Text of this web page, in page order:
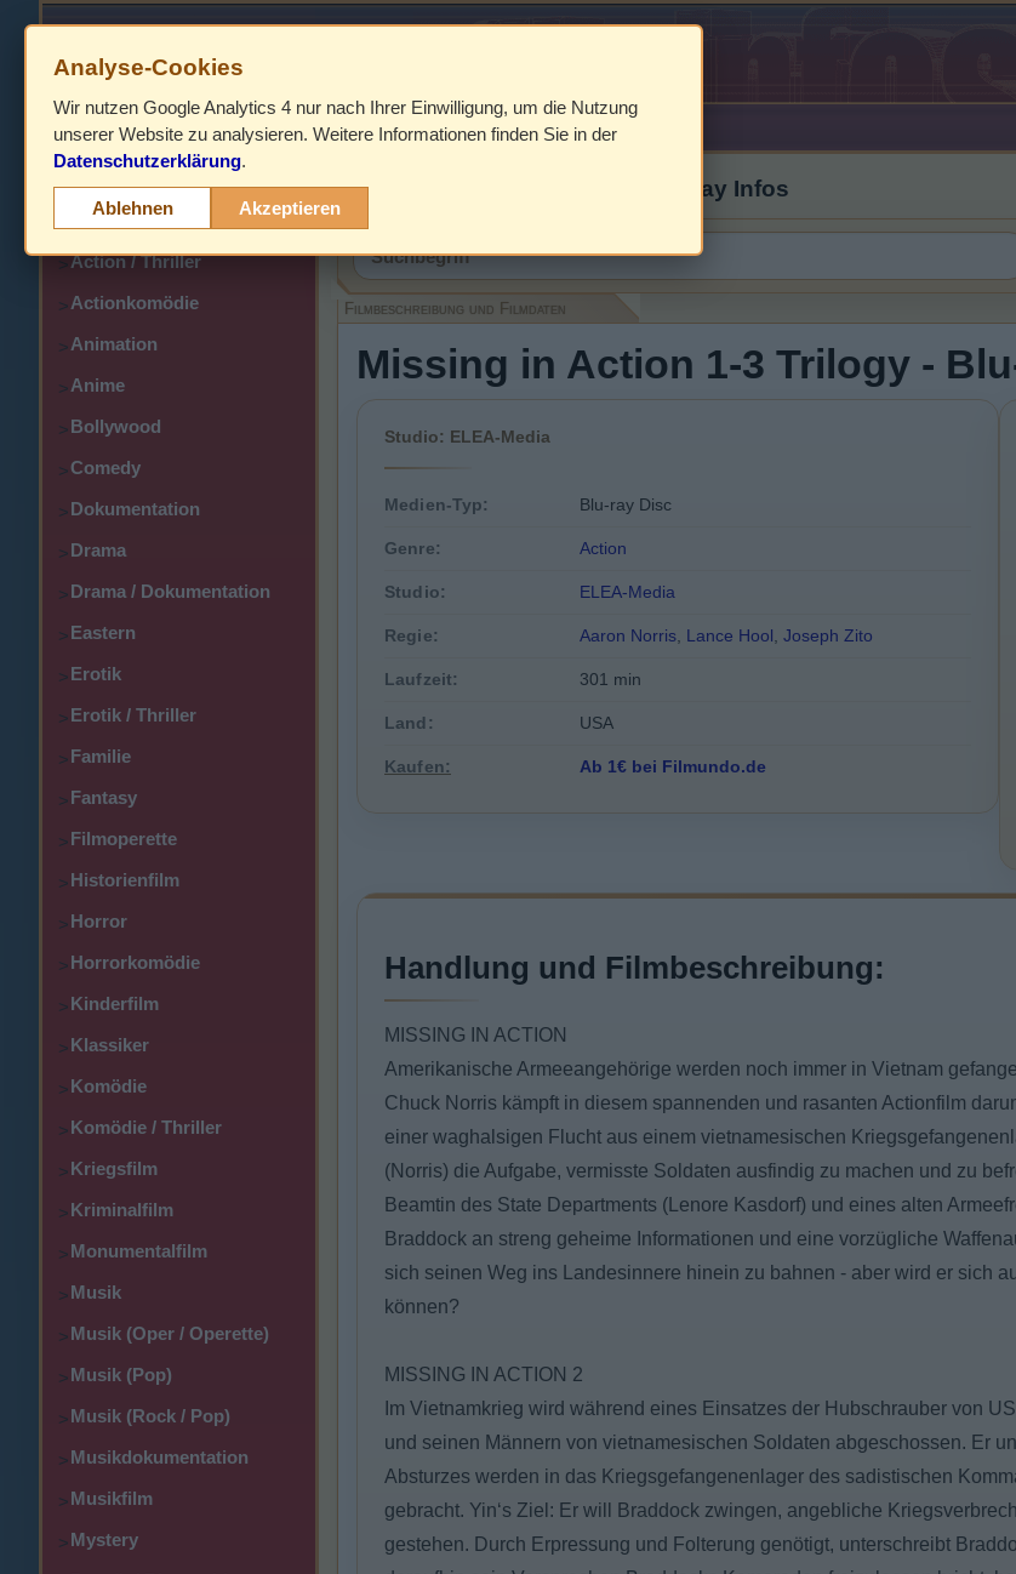
HOME
>
> Action
>Action / Thriller
>Actionkomödie
>Animation
>Anime
>Bollywood
>Comedy
>Dokumentation
>Drama
>Drama / Dokumentation
>Eastern
>Erotik
>Erotik / Thriller
>Familie
>Fantasy
>Filmoperette
>Historienfilm
>Horror
>Horrorkomödie
>Kinderfilm
>Klassiker
>Komödie
>Komödie / Thriller
>Kriegsfilm
>Kriminalfilm
>Monumentalfilm
>Musik
>Musik (Oper / Operette)
>Musik (Pop)
>Musik (Rock / Pop)
>Musikdokumentation
>Musikfilm
>Mystery
Filmbeschreibung, Cover & Blu-ray Infos
Filmbeschreibung und Filmdaten
Missing in Action 1-3 Trilogy -
Studio: ELEA-Media
Medien-Typ: Blu-ray Disc
Genre: Action
Studio: ELEA-Media
Regie: Aaron Norris Lance Hool Joseph Zito
Laufzeit: 301 min
Land: USA
Kaufen: Ab 1€ bei Filmundo.de
Handlung und Filmbeschreibung:
MISSING IN ACTION
Amerikanische Armeeangehörige werden noch immer in Vietnam
Chuck Norris kämpft in diesem spannenden und rasanten Actionfilm
einer waghalsigen Flucht aus einem vietnamesischen
(Norris) die Aufgabe, vermisste Soldaten ausfindig zu machen und zu
Beamtin des State Departments (Lenore Kasdorf) und eines alten
Braddock an streng geheime Informationen und eine vorzügliche
sich seinen Weg ins Landesinnere hinein zu bahnen - aber wird er sich
können?
MISSING IN ACTION 2
Im Vietnamkrieg wird während eines Einsatzes der Hubschrauber von
und seinen Männern von vietnamesischen Soldaten abgeschossen. Er
Absturzes werden in das Kriegsgefangenenlager des sadistischen
gebracht. Yin‘s Ziel: Er will Braddock zwingen, angebliche
gestehen. Durch Erpressung und Folterung genötigt, unterschreibt
Analyse-Cookies
Wir nutzen Google Analytics 4 nur nach Ihrer Einwilligung, um die Nutzung
unserer Website zu analysieren. Weitere Informationen finden Sie in der
Datenschutzerklärung.
Ablehnen Akzeptieren